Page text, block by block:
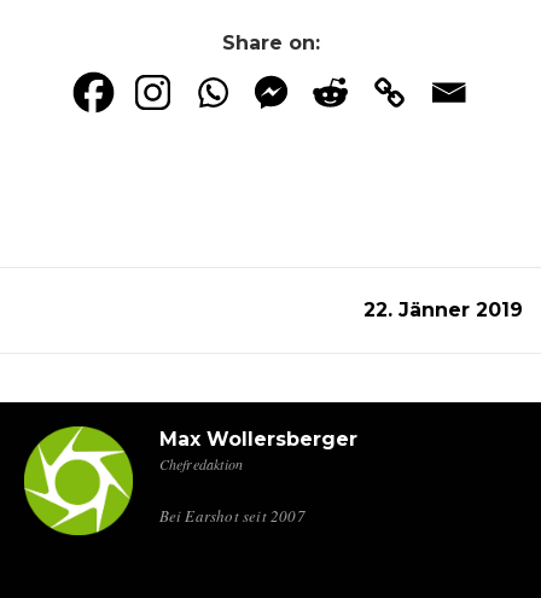
Share on:
22. Jänner 2019
Max Wollersberger
Chefredaktion
Bei Earshot seit 2007